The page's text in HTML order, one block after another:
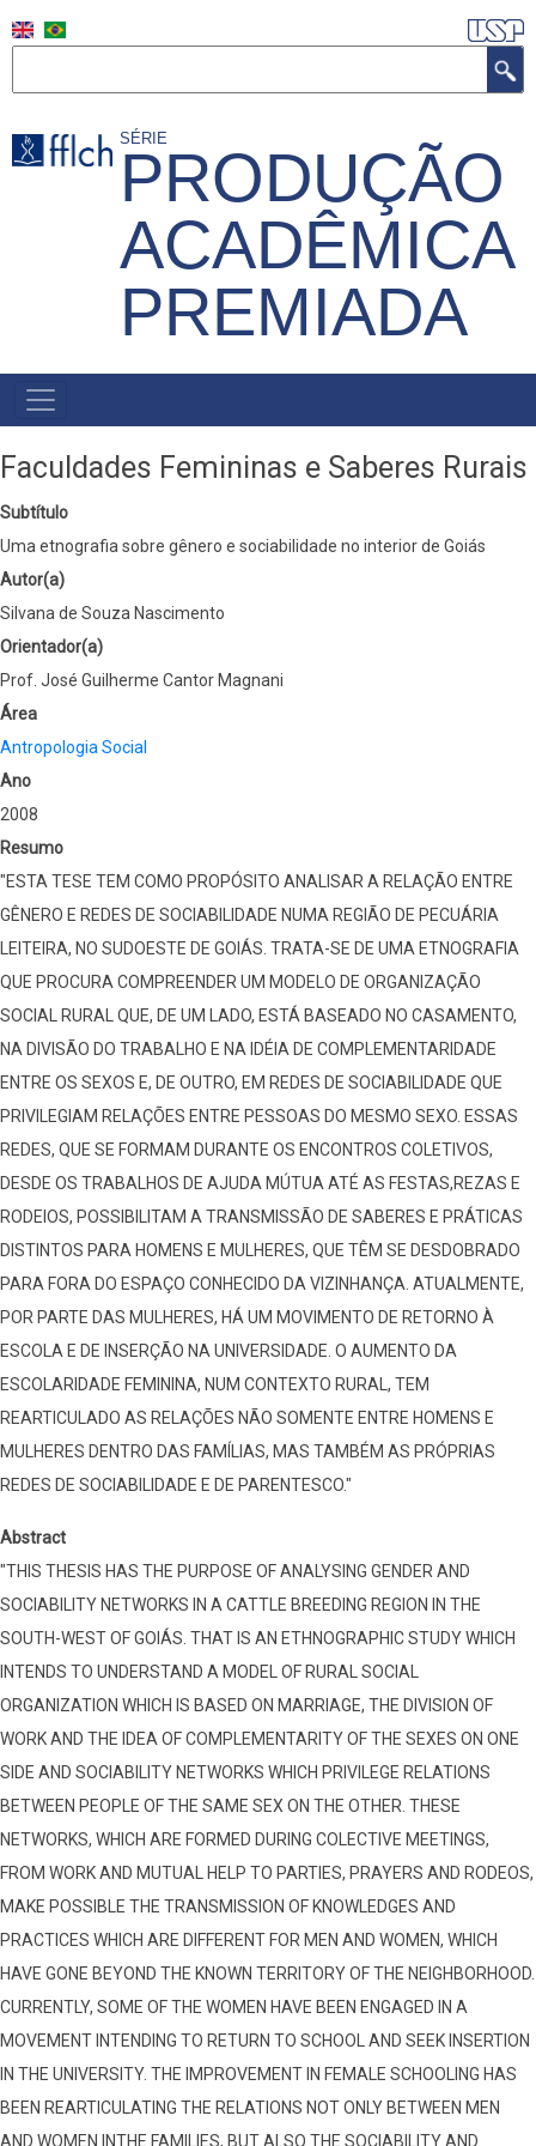
para
principal
SÉRIE
PRODUÇÃO
ACADÊMICA
PREMIADA
MENU
PRIMÁRIO
Faculdades Femininas e Saberes Rurais
Subtítulo
Uma etnografia sobre gênero e sociabilidade no interior de Goiás
Autor(a)
Silvana de Souza Nascimento
Orientador(a)
Prof. José Guilherme Cantor Magnani
Área
Antropologia Social
Ano
2008
Resumo
"ESTA TESE TEM COMO PROPÓSITO ANALISAR A RELAÇÃO ENTRE
GÊNERO E REDES DE SOCIABILIDADE NUMA REGIÃO DE PECUÁRIA
LEITEIRA, NO SUDOESTE DE GOIÁS. TRATA-SE DE UMA ETNOGRAFIA
QUE PROCURA COMPREENDER UM MODELO DE ORGANIZAÇÃO
SOCIAL RURAL QUE, DE UM LADO, ESTÁ BASEADO NO CASAMENTO,
NA DIVISÃO DO TRABALHO E NA IDÉIA DE COMPLEMENTARIDADE
ENTRE OS SEXOS E, DE OUTRO, EM REDES DE SOCIABILIDADE QUE
PRIVILEGIAM RELAÇÕES ENTRE PESSOAS DO MESMO SEXO. ESSAS
REDES, QUE SE FORMAM DURANTE OS ENCONTROS COLETIVOS,
DESDE OS TRABALHOS DE AJUDA MÚTUA ATÉ AS FESTAS,REZAS E
RODEIOS, POSSIBILITAM A TRANSMISSÃO DE SABERES E PRÁTICAS
DISTINTOS PARA HOMENS E MULHERES, QUE TÊM SE DESDOBRADO
PARA FORA DO ESPAÇO CONHECIDO DA VIZINHANÇA. ATUALMENTE,
POR PARTE DAS MULHERES, HÁ UM MOVIMENTO DE RETORNO À
ESCOLA E DE INSERÇÃO NA UNIVERSIDADE. O AUMENTO DA
ESCOLARIDADE FEMININA, NUM CONTEXTO RURAL, TEM
REARTICULADO AS RELAÇÕES NÃO SOMENTE ENTRE HOMENS E
MULHERES DENTRO DAS FAMÍLIAS, MAS TAMBÉM AS PRÓPRIAS
REDES DE SOCIABILIDADE E DE PARENTESCO."
Abstract
"THIS THESIS HAS THE PURPOSE OF ANALYSING GENDER AND
SOCIABILITY NETWORKS IN A CATTLE BREEDING REGION IN THE
SOUTH-WEST OF GOIÁS. THAT IS AN ETHNOGRAPHIC STUDY WHICH
INTENDS TO UNDERSTAND A MODEL OF RURAL SOCIAL
ORGANIZATION WHICH IS BASED ON MARRIAGE, THE DIVISION OF
WORK AND THE IDEA OF COMPLEMENTARITY OF THE SEXES ON ONE
SIDE AND SOCIABILITY NETWORKS WHICH PRIVILEGE RELATIONS
BETWEEN PEOPLE OF THE SAME SEX ON THE OTHER. THESE
NETWORKS, WHICH ARE FORMED DURING COLECTIVE MEETINGS,
FROM WORK AND MUTUAL HELP TO PARTIES, PRAYERS AND RODEOS,
MAKE POSSIBLE THE TRANSMISSION OF KNOWLEDGES AND
PRACTICES WHICH ARE DIFFERENT FOR MEN AND WOMEN, WHICH
HAVE GONE BEYOND THE KNOWN TERRITORY OF THE NEIGHBORHOOD.
CURRENTLY, SOME OF THE WOMEN HAVE BEEN ENGAGED IN A
MOVEMENT INTENDING TO RETURN TO SCHOOL AND SEEK INSERTION
IN THE UNIVERSITY. THE IMPROVEMENT IN FEMALE SCHOOLING HAS
BEEN REARTICULATING THE RELATIONS NOT ONLY BETWEEN MEN
AND WOMEN INTHE FAMILIES, BUT ALSO THE SOCIABILITY AND